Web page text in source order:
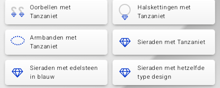
Oorbellen met
Tanzaniet
Halskettingen met
Tanzaniet
Armbanden met
Tanzaniet
Sieraden met Tanzaniet
Sieraden met edelsteen
in blauw
Sieraden met hetzelfde
type design